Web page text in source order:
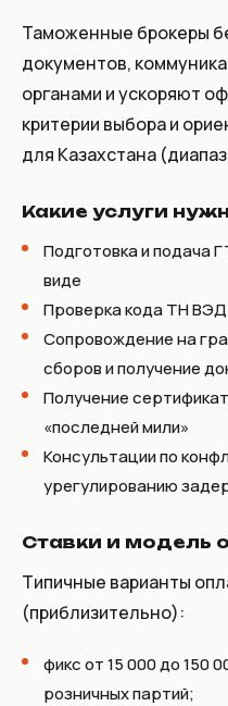
Таможенные брокеры
документов,
органами и ускоряют
критерии выбора и
для Казахстана
Какие услуги
Подготовка и подача
виде
Проверка кода ТН
Сопровождение на
сборов и получение
Получение
«последней мили»
Консультации по
урегулированию
Ставки и модель
Типичные варианты
(приблизительно):
фикс от 15 000 до 150
розничных партий;